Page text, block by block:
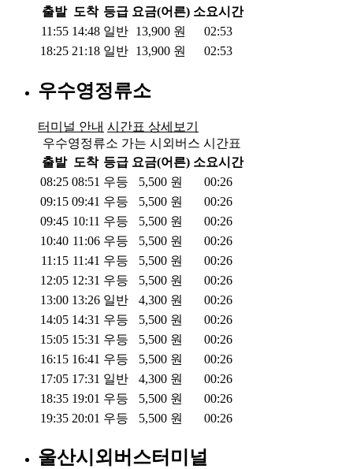
출발 도착 등급 요금(어른) 소요시간
11:55 14:48 일반 13,900 원
02:53
18:25 21:18 일반 13,900 원 02:53
우수영정류소
터미널 안내 시간표 상세보기
우수영정류소 가는 시외버스 시간표
출발 도착 등급 요금(어른) 소요시간
08:25 08:51 우등 5,500 원
00:26
09:15 09:41 우등 5,500 원
00:26
09:45 10:11 우등 5,500 원
00:26
10:40 11:06 우등 5,500 원
00:26
11:15 11:41 우등 5,500 원
00:26
12:05 12:31 우등 5,500 원
00:26
13:00 13:26 일반 4,300 원
00:26
14:05 14:31 우등 5,500 원
00:26
15:05 15:31 우등 5,500 원
00:26
16:15 16:41 우등 5,500 원
00:26
17:05 17:31 일반 4,300 원
00:26
18:35 19:01 우등 5,500 원
00:26
19:35 20:01 우등 5,500 원 00:26
울산시외버스터미널